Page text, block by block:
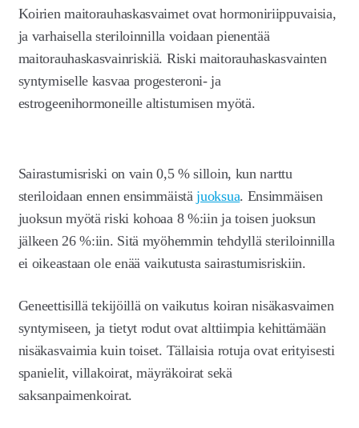
Koirien maitorauhaskasvaimet ovat hormoniriippuvaisia,
ja varhaisella steriloinnilla voidaan pienentää
maitorauhaskasvainriskiä. Riski maitorauhaskasvainten
syntymiselle kasvaa progesteroni- ja
estrogeenihormoneille altistumisen myötä.
Sairastumisriski on vain 0,5 % silloin, kun narttu
steriloidaan ennen ensimmäistäjuoksua. Ensimmäisen
juoksun myötä riski kohoaa 8 %:iin ja toisen juoksun
jälkeen 26 %:iin. Sitä myöhemmin tehdyllä steriloinnilla
ei oikeastaan ole enää vaikutusta sairastumisriskiin.
Geneettisillä tekijöillä on vaikutus koiran nisäkasvaimen
syntymiseen, ja tietyt rodut ovat alttiimpia kehittämään
nisäkasvaimia kuin toiset. Tällaisia rotuja ovat erityisesti
spanielit, villakoirat, mäyräkoirat sekä
saksanpaimenkoirat.